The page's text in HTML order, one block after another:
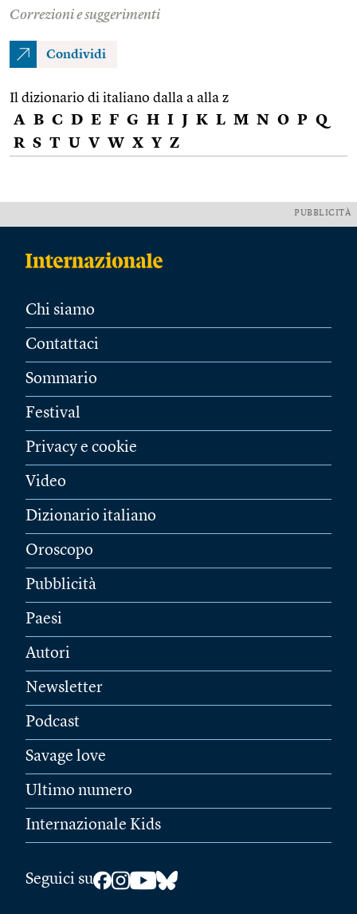
Correzioni e suggerimenti
Condividi
Il dizionario di italiano dalla a alla z
A B C D E F G H I J K L M N O P Q
R S T U V W X Y Z
PUBBLICITÀ
Chi siamo
Contattaci
Sommario
Festival
Privacy e cookie
Video
Dizionario italiano
Oroscopo
Pubblicità
Paesi
Autori
Newsletter
Podcast
Savage love
Ultimo numero
Internazionale Kids
Seguici su